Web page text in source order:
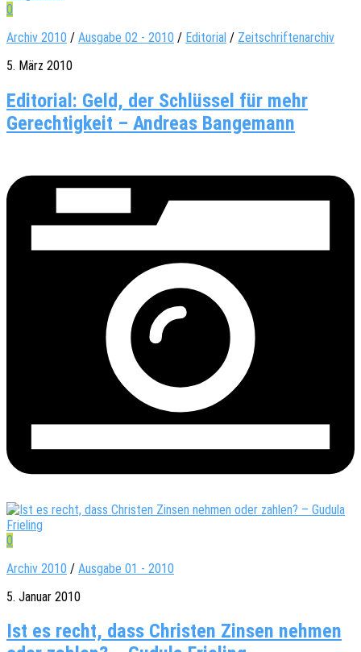
0
Archiv 2010 / Ausgabe 02 - 2010 / Editorial / Zeitschriftenarchiv
5. März 2010
Editorial: Geld, der Schlüssel für mehr
Gerechtigkeit – Andreas Bangemann
0
Archiv 2010 / Ausgabe 01 - 2010
5. Januar 2010
Ist es recht, dass Christen Zinsen nehmen